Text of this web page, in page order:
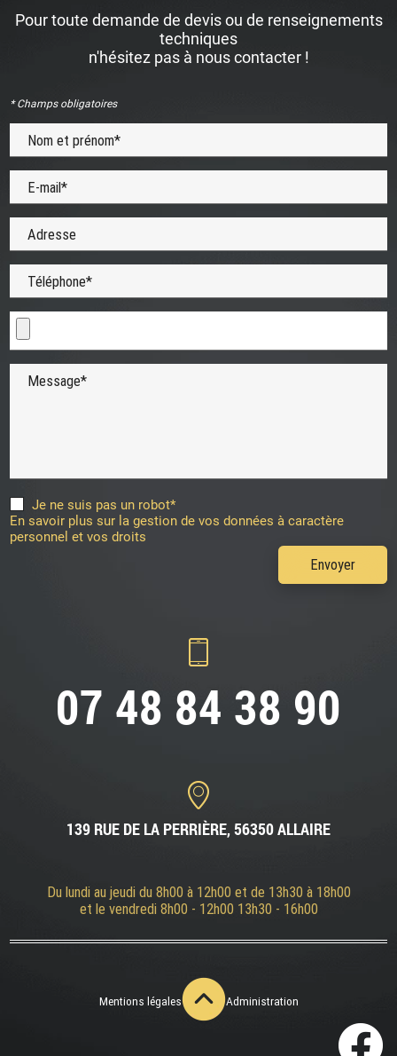
Pour toute demande de devis ou de renseignements
techniques
n'hésitez pas à nous contacter !
* Champs obligatoires
Nom et prénom*
E-mail*
Adresse
Téléphone*
Message*
Je ne suis pas un robot*
En savoir plus sur la gestion de vos données à caractère
personnel et vos droits
Envoyer
07 48 84 38 90
139 RUE DE LA PERRIÈRE, 56350 ALLAIRE
Du lundi au jeudi du 8h00 à 12h00 et de 13h30 à 18h00
et le vendredi 8h00 - 12h00 13h30 - 16h00
Mentions légales Administration